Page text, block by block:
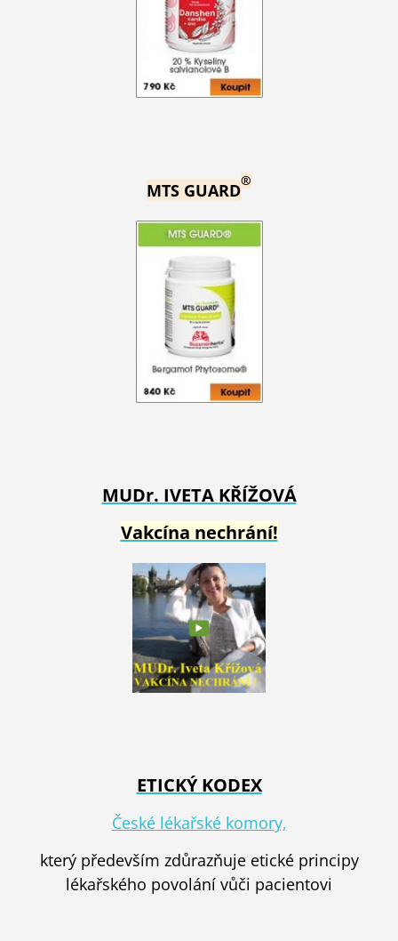
MTS GUARD®
MUDr. IVETA KŘÍŽOVÁ
Vakcína nechrání!
ETICKÝ KODEX
České lékařské komory,
který především zdůrazňuje etické principy
lékařského povolání vůči pacientovi